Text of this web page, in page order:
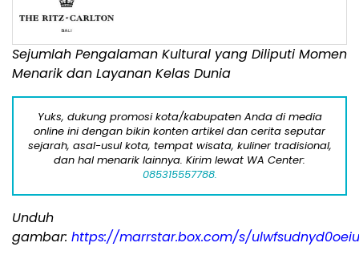
Sejumlah Pengalaman Kultural yang Diliputi Momen
Menarik dan Layanan Kelas Dunia
Yuks, dukung promosi kota/kabupaten Anda di media
online ini dengan bikin konten artikel dan cerita seputar
sejarah, asal-usul kota, tempat wisata, kuliner tradisional,
dan hal menarik lainnya. Kirim lewat WA Center:
085315557788.
Unduh
gambar: https://marrstar.box.com/s/